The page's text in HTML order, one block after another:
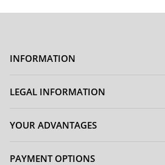
INFORMATION
LEGAL INFORMATION
YOUR ADVANTAGES
PAYMENT OPTIONS